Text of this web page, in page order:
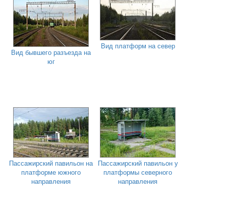
Вид бывшего разъезда на
юг
Вид платформ на север
Пассажирский павильон на
платформе южного
направления
Пассажирский павильон у
платформы северного
направления